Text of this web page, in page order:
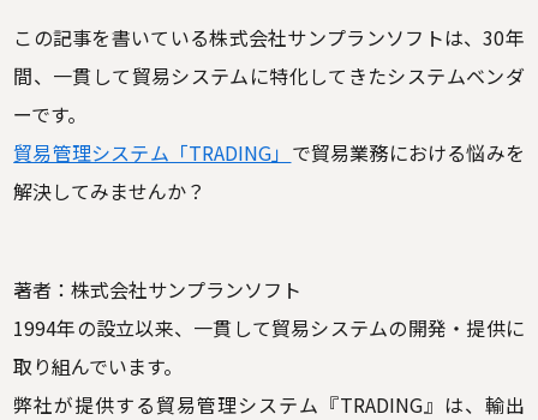
この記事を書いている株式会社サンプランソフトは、30年
間、一貫して貿易システムに特化してきたシステムベンダ
ーです。
貿易管理システム「TRADING」 で貿易業務における悩みを
解決してみませんか？
著者：株式会社サンプランソフト
1994年の設立以来、一貫して貿易システムの開発・提供に
取り組んでいます。
弊社が提供する貿易管理システム『TRADING』は、輸出